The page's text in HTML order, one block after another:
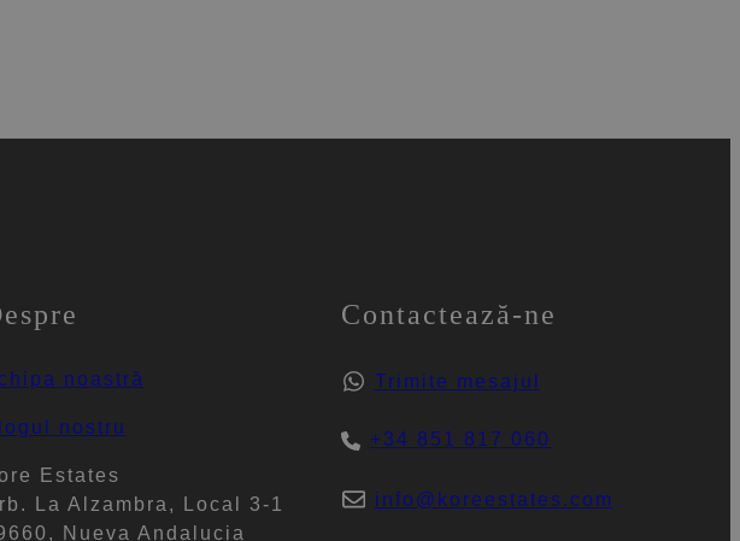
noastră
nostru
Estates
La Alzambra, Local 3-1
Nueva Andalucia
Contactează-ne
Trimite mesajul
+34 851 817 060
info@koreestates.com